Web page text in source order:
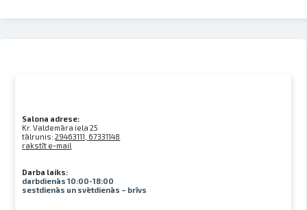
Salona adrese:
Kr. Valdemāra iela 25
tālrunis:29463111, 67331148
rakstīt e-mail
Darba laiks:
darbdienās 10:00-18:00
sestdienās un svētdienās – brīvs